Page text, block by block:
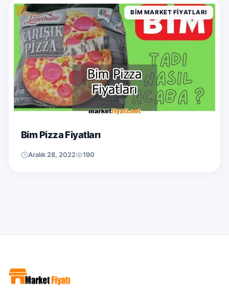
BIM MARKET FIYATLARI
Bim Pizza Fiyatları
Aralık 28, 2022 190